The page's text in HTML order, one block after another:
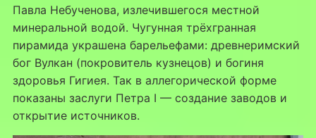
Павла Небученова, излечившегося местной
минеральной водой. Чугунная трёхгранная
пирамида украшена барельефами: древнеримский
бог Вулкан (покровитель кузнецов) и богиня
здоровья Гигиея. Так в аллегорической форме
показаны заслуги Петра I — создание заводов и
открытие источников.